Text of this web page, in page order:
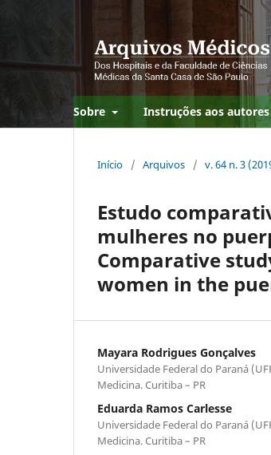
Sobre Instruções aos autores
Início / Arquivos / v. 64 n. 3
Estudo
mulheres no
Comparative
women in the
Mayara Rodrigues Gonçalves
Universidade Federal do Paraná
Medicina. Curitiba – PR
Eduarda Ramos Carlesse
Universidade Federal do Paraná
Medicina. Curitiba – PR